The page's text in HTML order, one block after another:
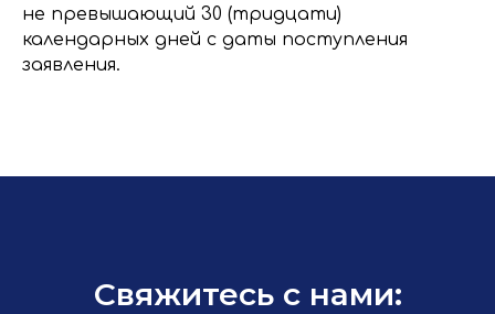
не превышающий 30 (тридцати)
календарных дней с даты поступления
заявления.
Свяжитесь с нами: